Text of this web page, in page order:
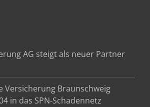
AG steigt als neuer Partner
Versicherung Braunschweig
in das SPN-Schadennetz